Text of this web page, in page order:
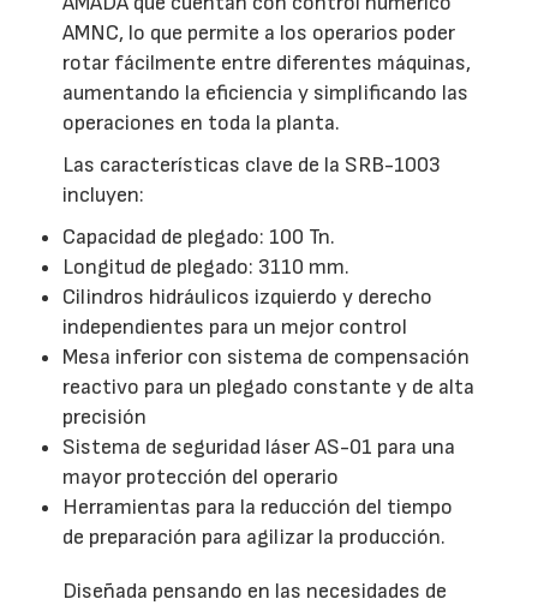
AMNC, lo que permite a los operarios poder
rotar fácilmente entre diferentes máquinas,
aumentando la eficiencia y simplificando las
operaciones en toda la planta.
Las características clave de la SRB-1003
incluyen:
Capacidad de plegado: 100 Tn.
Longitud de plegado: 3110 mm.
Cilindros hidráulicos izquierdo y derecho
independientes para un mejor control
Mesa inferior con sistema de compensación
reactivo para un plegado constante y de alta
precisión
Sistema de seguridad láser AS-01 para una
mayor protección del operario
Herramientas para la reducción del tiempo
de preparación para agilizar la producción.
Diseñada pensando en las necesidades de